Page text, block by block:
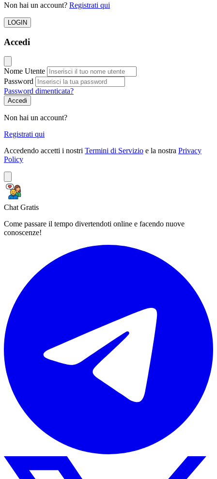
Non hai un account? Registrati qui
LOGIN
Accedi
Nome Utente
Password
Password dimenticata?
Accedi
Non hai un account?
Registrati qui
Accedendo accetti i nostri Termini di Servizio e la nostra Privacy
Policy
Chat Gratis
Come passare il tempo divertendoti online e facendo nuove
conoscenze!